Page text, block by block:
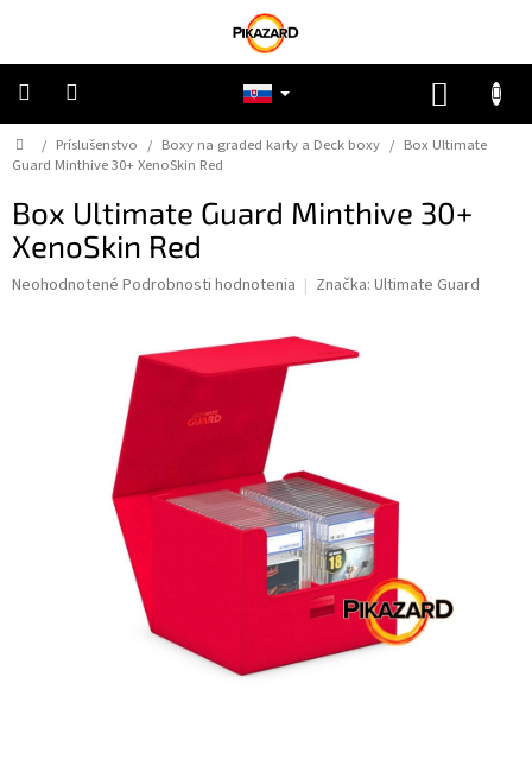
Pokémon
Riftbound
One
Piece
Domov
/ Príslušenstvo / Boxy na graded karty a Deck boxy / Box Ultimate
Guard Minthive 30+ XenoSkin Red
Box Ultimate Guard Minthive 30+
XenoSkin Red
Priemerné
Neohodnotené Podrobnosti hodnotenia Značka: Ultimate Guard